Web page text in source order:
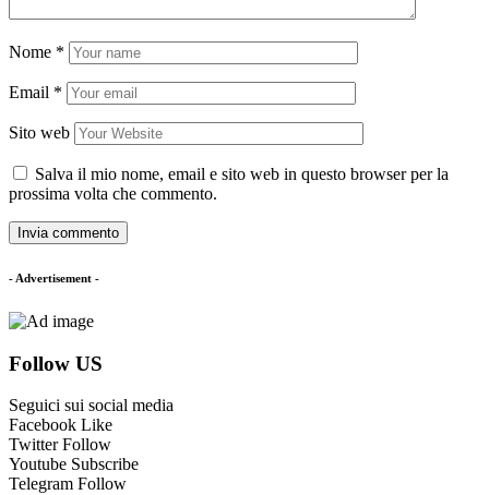
Nome *
Email *
Sito web
Salva il mio nome, email e sito web in questo browser per la
prossima volta che commento.
- Advertisement -
Follow US
Seguici sui social media
Facebook Like
Twitter Follow
Youtube Subscribe
Telegram Follow